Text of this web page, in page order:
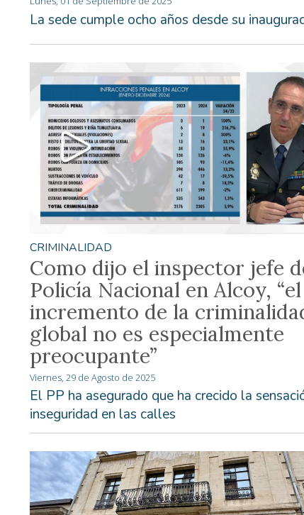
La sede cumple ocho años desde su
CRIMINALIDAD
Como dijo el inspector jefe
Policía Nacional en Alcoy, “el
incremento de la
global no es especialmente
preocupante”
Viernes, 29 de Agosto de 2025
El PP ha asegurado que ha crecido la
inseguridad en las calles